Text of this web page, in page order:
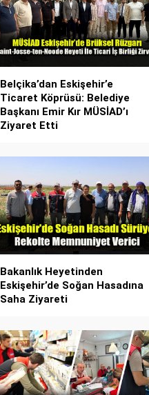
Belçika’dan Eskişehir’e
Ticaret Köprüsü: Belediye
Başkanı Emir Kır MÜSİAD’ı
Ziyaret Etti
Bakanlık Heyetinden
Eskişehir’de Soğan Hasadına
Saha Ziyareti